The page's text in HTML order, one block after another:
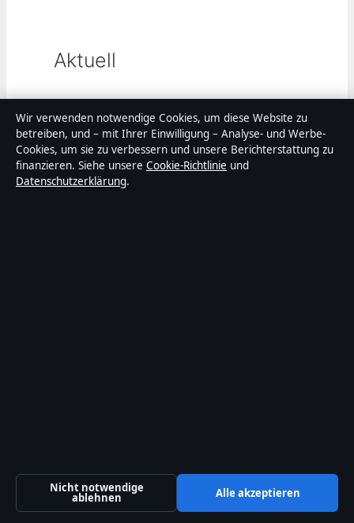
Aktuell
Technik
Mercedes CLA: Preis, Motoren
und C-Klasse im Vergleich
27 Jul, 23:33
Wir verwenden notwendige Cookies, um diese Website zu
betreiben, und – mit Ihrer Einwilligung – Analyse- und Werbe-
Cookies, um sie zu verbessern und unsere Berichterstattung zu
finanzieren. Siehe unsere Cookie-Richtlinie und
Datenschutzerklärung.
Nicht notwendige
ablehnen Alle akzeptieren